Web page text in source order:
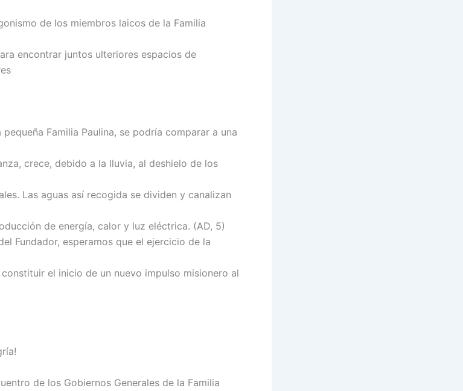
de los miembros laicos de la Familia
encontrar juntos ulteriores espacios de
Familia Paulina, se podría comparar a una
crece, debido a la lluvia, al deshielo de los
Las aguas así recogida se dividen y canalizan
de energía, calor y luz eléctrica. (AD, 5)
Fundador, esperamos que el ejercicio de la
el inicio de un nuevo impulso misionero al
de los Gobiernos Generales de la Familia